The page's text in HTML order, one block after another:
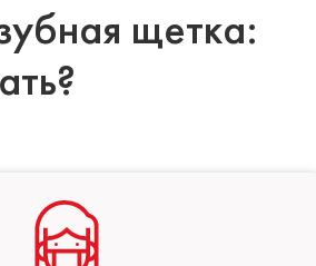
щетка: